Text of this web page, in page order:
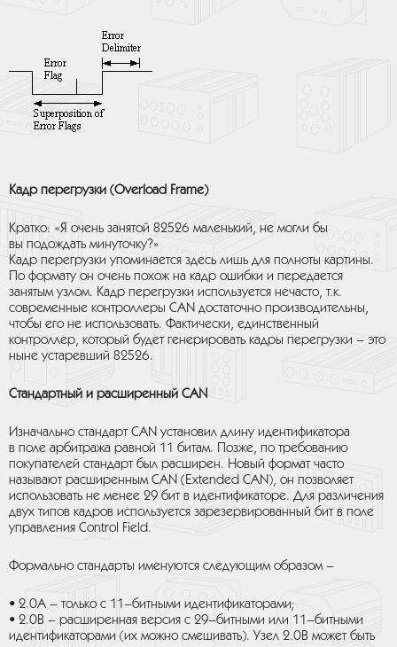
Кадр перегрузки (Overload Frame)
Кратко: «Я очень занятой 82526 маленький, не могли бы
вы подождать минуточку?»
Кадр перегрузки упоминается здесь лишь для полноты картины.
По формату он очень похож на кадр ошибки и передается
занятым узлом. Кадр перегрузки используется нечасто, т.к.
современные контроллеры CAN достаточно производительны,
чтобы его не использовать. Фактически, единственный
контроллер, который будет генерировать кадры перегрузки – это
ныне устаревший 82526.
Стандартный и расширенный CAN
Изначально стандарт CAN установил длину идентификатора
в поле арбитража равной 11 битам. Позже, по требованию
покупателей стандарт был расширен. Новый формат часто
называют расширенным CAN (Extended CAN), он позволяет
использовать не менее 29 бит в идентификаторе. Для различения
двух типов кадров используется зарезервированный бит в поле
управления Control Field.
Формально стандарты именуются следующим образом –
• 2.0A – только с 11–битными идентификаторами;
• 2.0B – расширенная версия с 29–битными или 11–битными
идентификаторами (их можно смешивать). Узел 2.0B может быть